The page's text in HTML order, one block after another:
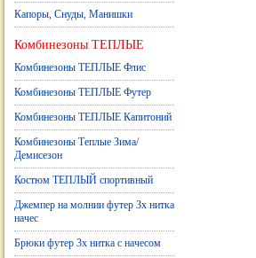
Капоры, Снуды, Манишки
Комбинезоны ТЕПЛЫЕ
Комбинезоны ТЕПЛЫЕ Флис
Комбинезоны ТЕПЛЫЕ Футер
Комбинезоны ТЕПЛЫЕ Капитоний
Комбинезоны Теплые Зима/
Демисезон
Костюм ТЕПЛЫЙ спортивный
Джемпер на молнии футер 3х нитка
начес
Брюки футер 3х нитка с начесом